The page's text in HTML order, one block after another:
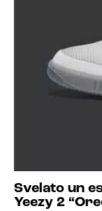
Svelato un
Yeezy 2